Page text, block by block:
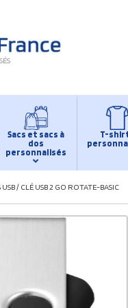
Sacs et sacs à
dos
personnalisés
T-
USB/ CLÉ USB 2 GO ROTATE-BASIC